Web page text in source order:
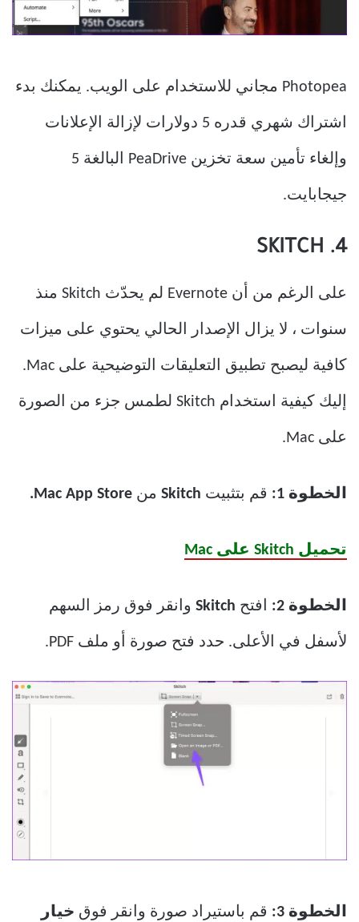
Photopea مجاني للاستخدام على الويب. يمكنك بدء
اشتراك شهري قدره 5 دولارات لإزالة الإعلانات
وإلغاء تأمين سعة تخزين PeaDrive البالغة 5
جيجابايت.
4. SKITCH
على الرغم من أن Evernote لم يحدّث Skitch منذ
سنوات ، لا يزال الإصدار الحالي يحتوي على ميزات
كافية ليصبح تطبيق التعليقات التوضيحية على Mac.
إليك كيفية استخدام Skitch لطمس جزء من الصورة
على Mac.
الخطوة 1: قم بتثبيت Skitch من
تحميل Skitch على Mac
الخطوة 2: افتح Skitch وانقر فوق رمز السهم
لأسفل في الأعلى. حدد فتح صورة أو ملف PDF.
الخطوة 3: قم باستيراد صورة وانقر فوق خيار